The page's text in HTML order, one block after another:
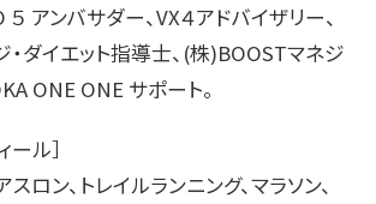
アンバサダー、VX４アドバイザリー、
・ダイエット指導士、(株)BOOSTマネジ
ONE ONE サポート。
ール］
ロン、トレイルランニング、マラソン、